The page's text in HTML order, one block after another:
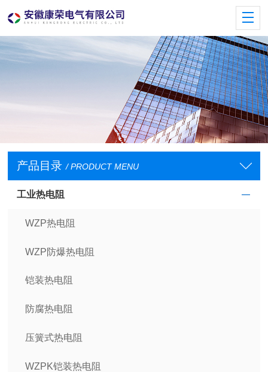
产品目录 / PRODUCT MENU
工业热电阻
WZP热电阻
WZP防爆热电阻
铠装热电阻
防腐热电阻
压簧式热电阻
WZPK铠装热电阻